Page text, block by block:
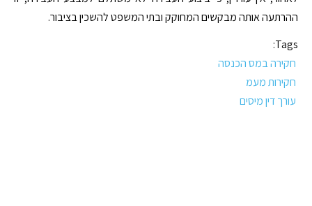
ההרתעה אותה מבקשים המחוקק ובתי המשפט להשכין בציבור.
Tags:
חקירה במס הכנסה
חקירות מעמ
עורך דין מיסים